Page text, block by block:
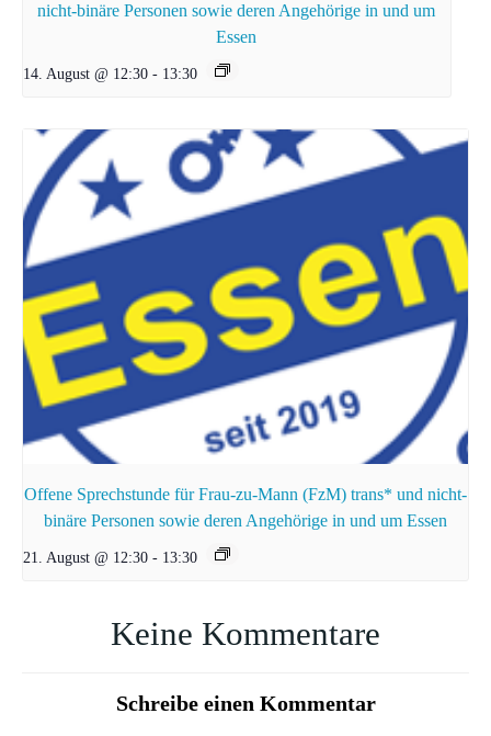
nicht-binäre Personen sowie deren Angehörige in und um
Essen
14. August @ 12:30 - 13:30
Offene Sprechstunde für Frau-zu-Mann (FzM) trans* und nicht-
binäre Personen sowie deren Angehörige in und um Essen
21. August @ 12:30 - 13:30
Keine Kommentare
Schreibe einen Kommentar